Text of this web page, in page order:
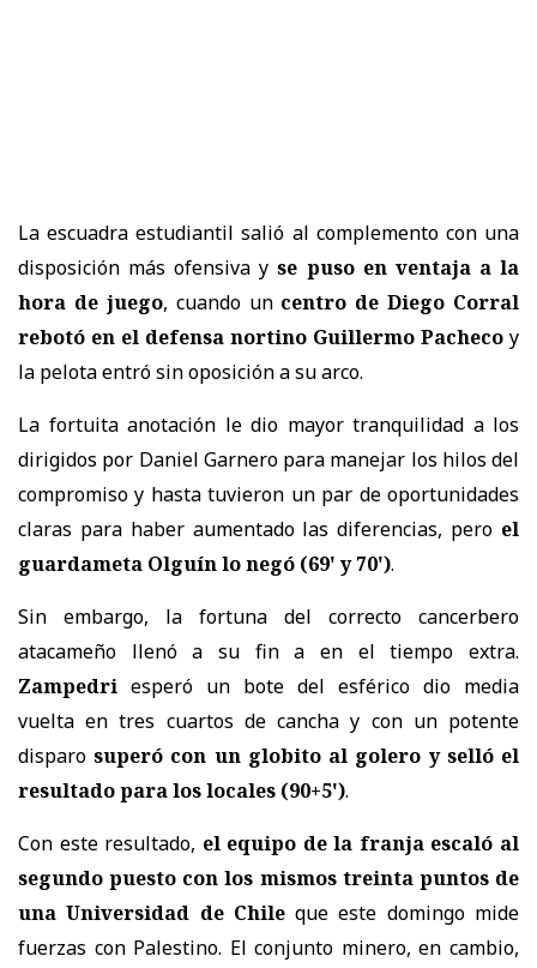
La escuadra estudiantil salió al complemento con una
disposición más ofensiva yse puso en ventaja a la
hora de juego, cuando uncentro de Diego Corral
rebotó en el defensa nortino Guillermo Pacheco y
la pelota entró sin oposición a su arco.
La fortuita anotación le dio mayor tranquilidad a los
dirigidos por Daniel Garnero para manejar los hilos del
compromiso y hasta tuvieron un par de oportunidades
claras para haber aumentado las diferencias, pero el
guardameta Olguín lo negó (69' y 70').
Sin embargo, la fortuna del correcto cancerbero
atacameño llenó a su fin a en el tiempo extra.
Zampedri esperó un bote del esférico dio media
vuelta en tres cuartos de cancha y con un potente
disparosuperó con un globito al golero y selló el
resultado para los locales (90+5').
Con este resultado, el equipo de la franja escaló al
segundo puesto con los mismos treinta puntos de
una Universidad de Chileque este domingo mide
fuerzas con Palestino. El conjunto minero, en cambio,